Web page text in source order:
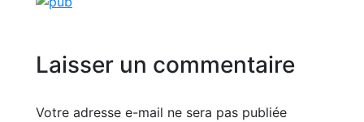
Laisser un commentaire
Votre adresse e-mail ne sera pas publiée